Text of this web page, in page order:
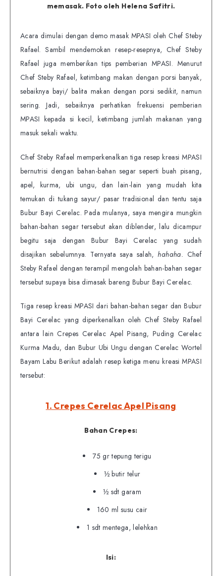
memasak. Foto oleh Helena Safitri.
Acara dimulai dengan demo masak MPASI oleh Chef Steby
Rafael. Sambil mendemokan resep-resepnya, Chef Steby
Rafael juga memberikan tips pemberian MPASI. Menurut
Chef Steby Rafael, ketimbang makan dengan porsi banyak,
sebaiknya bayi/ balita makan dengan porsi sedikit, namun
sering. Jadi, sebaiknya perhatikan frekuensi pemberian
MPASI kepada si kecil, ketimbang jumlah makanan yang
masuk sekali waktu.
Chef Steby Rafael memperkenalkan tiga resep kreasi MPASI
bernutrisi dengan bahan-bahan segar seperti buah pisang,
apel, kurma, ubi ungu, dan lain-lain yang mudah kita
temukan di tukang sayur/ pasar tradisional dan tentu saja
Bubur Bayi Cerelac. Pada mulanya, saya mengira mungkin
bahan-bahan segar tersebut akan diblender, lalu dicampur
begitu saja dengan Bubur Bayi Cerelac yang sudah
disajikan sebelumnya. Ternyata saya salah,hahaha. Chef
Steby Rafael dengan terampil mengolah bahan-bahan segar
tersebut supaya bisa dimasak bareng Bubur Bayi Cerelac.
Tiga resep kreasi MPASI dari bahan-bahan segar dan Bubur
Bayi Cerelac yang diperkenalkan oleh Chef Steby Rafael
antara lain Crepes Cerelac Apel Pisang, Puding Cerelac
Kurma Madu, dan Bubur Ubi Ungu dengan Cerelac Wortel
Bayam Labu Berikut adalah resep ketiga menu kreasi MPASI
tersebut:
1. Crepes Cerelac Apel Pisang
Bahan Crepes:
75 gr tepung terigu
½ butir telur
½ sdt garam
160 ml susu cair
1 sdt mentega, lelehkan
Isi: